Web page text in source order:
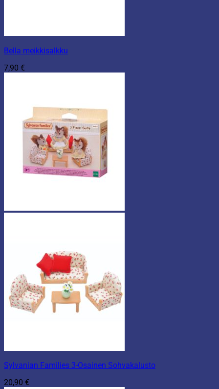
Bella meikkisalkku
7,90 €
Sylvanian Families 3-Osainen Sohvakalusto
20,90 €